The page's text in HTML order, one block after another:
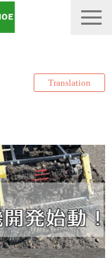
Translation